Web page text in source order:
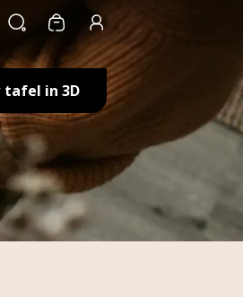
Winkelwagen
tafel in 3D